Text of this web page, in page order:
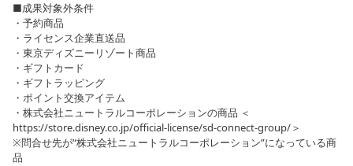
■成果対象外条件
・予約商品
・ライセンス企業直送品
・東京ディズニーリゾート商品
・ギフトカード
・ギフトラッピング
・ポイント交換アイテム
・株式会社ニュートラルコーポレーションの商品 ＜
https://store.disney.co.jp/official-license/sd-connect-group/＞
※問合せ先が“株式会社ニュートラルコーポレーション”になっている商
品